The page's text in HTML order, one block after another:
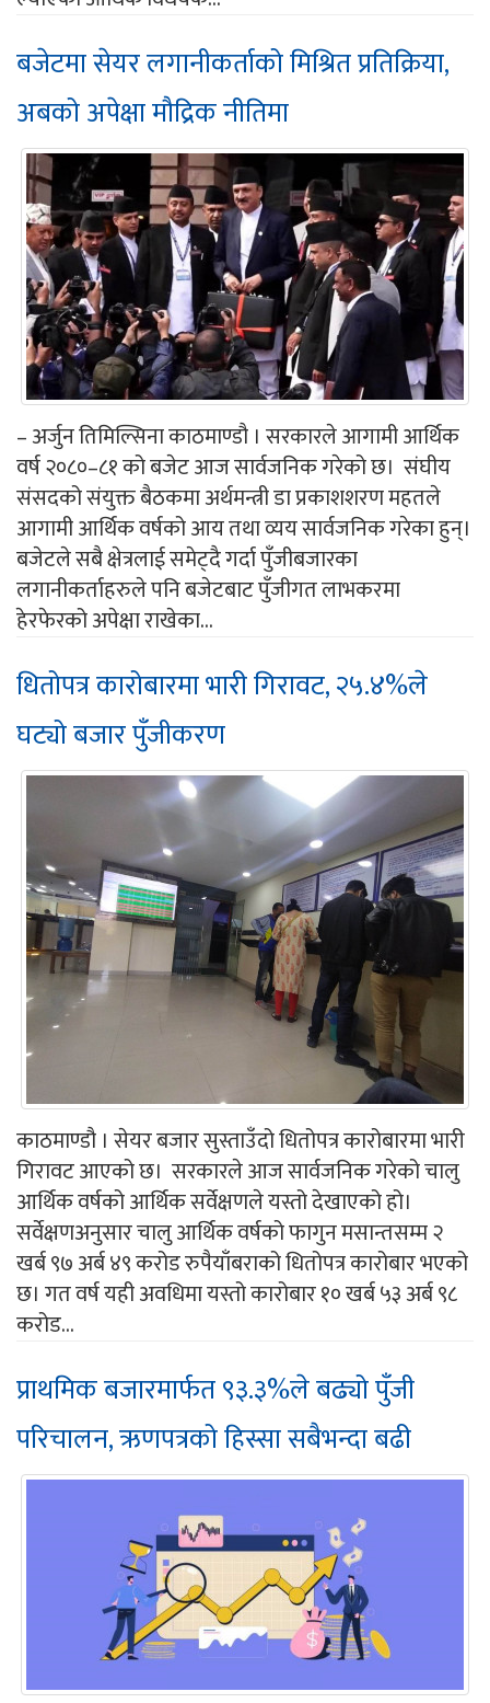
बजेटमा सेयर लगानीकर्ताको मिश्रित प्रतिक्रिया,
अबको अपेक्षा मौद्रिक नीतिमा
– अर्जुन तिमिल्सिना काठमाण्डौ । सरकारले आगामी आर्थिक
वर्ष २०८०–८१ को बजेट आज सार्वजनिक गरेको छ। संघीय
संसदको संयुक्त बैठकमा अर्थमन्त्री डा प्रकाशशरण महतले
आगामी आर्थिक वर्षको आय तथा व्यय सार्वजनिक गरेका हुन्।
बजेटले सबै क्षेत्रलाई समेट्दै गर्दा पुँजीबजारका
लगानीकर्ताहरुले पनि बजेटबाट पुँजीगत लाभकरमा
हेरफेरको अपेक्षा राखेका...
धितोपत्र कारोबारमा भारी गिरावट, २५.४%ले
घट्यो बजार पुँजीकरण
काठमाण्डौ । सेयर बजार सुस्ताउँदो धितोपत्र कारोबारमा भारी
गिरावट आएको छ। सरकारले आज सार्वजनिक गरेको चालु
आर्थिक वर्षको आर्थिक सर्वेक्षणले यस्तो देखाएको हो।
सर्वेक्षणअनुसार चालु आर्थिक वर्षको फागुन मसान्तसम्म २
खर्ब ९७ अर्ब ४९ करोड रुपैयाँबराको धितोपत्र कारोबार भएको
छ। गत वर्ष यही अवधिमा यस्तो कारोबार १० खर्ब ५३ अर्ब ९८
करोड...
प्राथमिक बजारमार्फत ९३.३%ले बढ्यो पुँजी
परिचालन, ऋणपत्रको हिस्सा सबैभन्दा बढी